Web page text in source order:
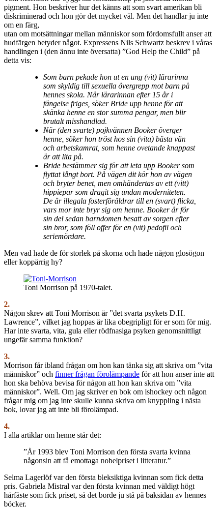
pigment. Hon beskriver hur det känns att som svart amerikan bli
diskriminerad och hon gör det mycket väl. Men det handlar ju inte
om en färg,
utan om motsättningar mellan människor som fördomsfullt anser att
hudfärgen betyder något. Expressens Nils Schwartz beskrev i våras
handlingen i (den ännu inte översatta) ”God Help the Child” på
detta vis:
Som barn pekade hon ut en ung (vit) lärarinna
som skyldig till sexuella övergrepp mot barn på
hennes skola. När lärarinnan efter 15 år i
fängelse friges, söker Bride upp henne för att
skänka henne en stor summa pengar, men blir
brutalt misshandlad.
När (den svarte) pojkvännen Booker överger
henne, söker hon tröst hos sin (vita) bästa vän
och arbetskamrat, som henne ovetande knappast
är att lita på.
Bride bestämmer sig för att leta upp Booker som
flyttat långt bort. På vägen dit kör hon av vägen
och bryter benet, men omhändertas av ett (vitt)
hippiepar som dragit sig undan moderniteten.
De är illegala fosterföräldrar till en (svart) flicka,
vars mor inte bryr sig om henne. Booker är för
sin del sedan barndomen besatt av sorgen efter
sin bror, som föll offer för en (vit) pedofil och
seriemördare.
Men vad hade de för storlek på skorna och hade någon glosögon
eller koppärrig hy?
Toni Morrison på 1970-talet.
2.
Någon skrev att Toni Morrison är ”det svarta psykets D.H.
Lawrence”, vilket jag hoppas är lika obegripligt för er som för mig.
Har inte svarta, vita, gula eller rödfnasiga psyken genomsnittligt
ungefär samma funktion?
3.
Morrison får ibland frågan om hon kan tänka sig att skriva om ”vita
människor” och finner frågan förolämpande för att hon anser inte att
hon ska behöva bevisa för någon att hon kan skriva om ”vita
människor”. Well. Om jag skriver en bok om ishockey och någon
frågar mig om jag inte skulle kunna skriva om knyppling i nästa
bok, lovar jag att inte bli förolämpad.
4.
I alla artiklar om henne står det:
”År 1993 blev Toni Morrison den första svarta kvinna
någonsin att få emottaga nobelpriset i litteratur.”
Selma Lagerlöf var den första bleksiktiga kvinnan som fick detta
pris. Gabriela Mistral var den första kvinnan med väldigt högt
hårfäste som fick priset, så det borde ju stå på baksidan av hennes
böcker.